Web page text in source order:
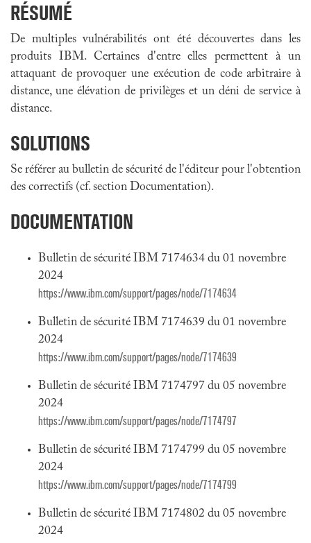
RÉSUMÉ
De multiples vulnérabilités ont été découvertes dans les
produits IBM. Certaines d'entre elles permettent à un
attaquant de provoquer une exécution de code arbitraire à
distance, une élévation de privilèges et un déni de service à
distance.
SOLUTIONS
Se référer au bulletin de sécurité de l'éditeur pour l'obtention
des correctifs (cf. section Documentation).
DOCUMENTATION
Bulletin de sécurité IBM 7174634 du 01 novembre
2024
https://www.ibm.com/support/pages/node/7174634
Bulletin de sécurité IBM 7174639 du 01 novembre
2024
https://www.ibm.com/support/pages/node/7174639
Bulletin de sécurité IBM 7174797 du 05 novembre
2024
https://www.ibm.com/support/pages/node/7174797
Bulletin de sécurité IBM 7174799 du 05 novembre
2024
https://www.ibm.com/support/pages/node/7174799
Bulletin de sécurité IBM 7174802 du 05 novembre
2024